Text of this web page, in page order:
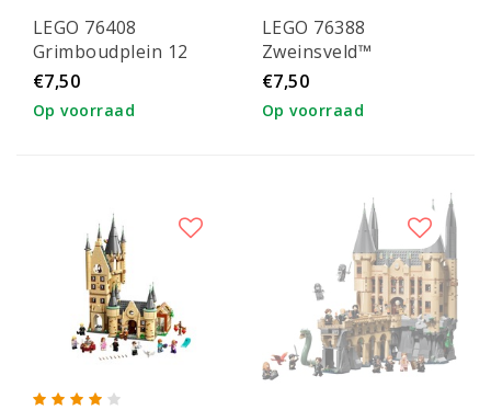
LEGO 76408
Grimboudplein 12
€7,50
Op voorraad
LEGO 76388
Zweinsveld™
Dorpsbezoek
€7,50
Op voorraad